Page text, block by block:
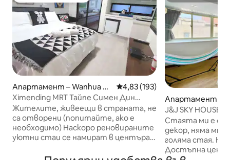
Апартамент – Wanhua Di
strict
Средна оценка: 4,83 от 5,
4,83 (193)
Ximending MRT Тайпе Симен Дин
Индустриална зона 2～ Нова сграда ~
Отделна входна врата и асансьор ~
Близо до метрото ~ Ново
обзавеждане
Жителите, живеещи в страната, не
са отворени (попитайте, ако е
необходимо) Наскоро реновираните
уютни стаи се намират в центъра
кино и всички видове ресторанти,
Апартамент –
strict
J&J SKY HOUSE
Ximen MRT 捷運
Стаята ми е
декор, няма
голяма стая. Но настоявам за това 1.
Достъпна цена